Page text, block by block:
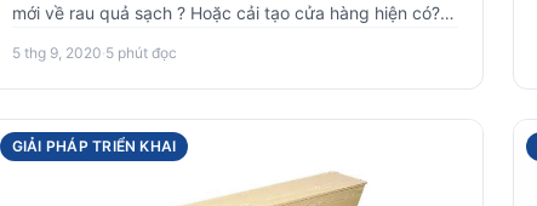
mới về rau quả sạch ? Hoặc cải tạo cửa hàng hiện có?
5 thg 9, 2020·5 phút đọc
GIẢI PHÁP TRIỂN KHAI